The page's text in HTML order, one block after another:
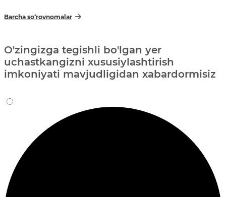
Barcha so‘rovnomalar
O'zingizga tegishli bo'lgan yer
uchastkangizni xususiylashtirish
imkoniyati mavjudligidan xabardormisiz